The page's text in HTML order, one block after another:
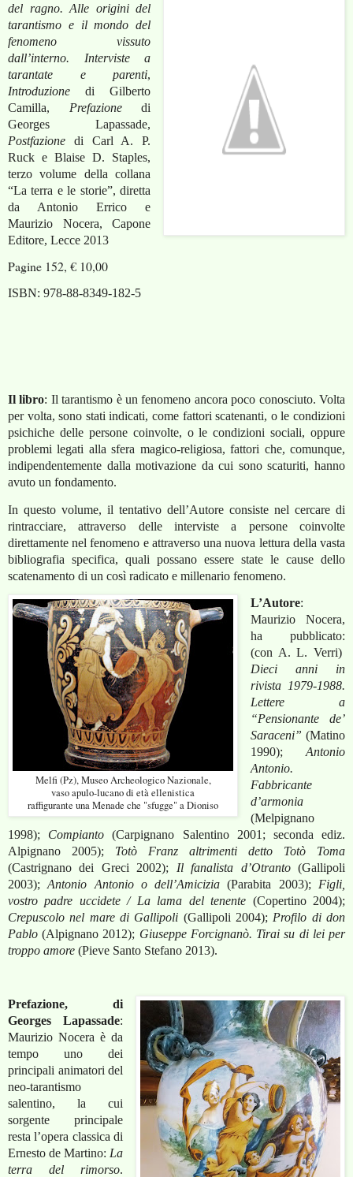
del ragno. Alle origini del
tarantismo e il mondo del
fenomeno vissuto
dall’interno. Interviste a
tarantate e parenti,
Introduzione di Gilberto
Camilla, Prefazionedi
Georges Lapassade,
Postfazione di Carl A. P.
Ruck e Blaise D. Staples,
terzo volume della collana
“La terra e le storie”, diretta
da Antonio Errico e
Maurizio Nocera, Capone
Editore, Lecce 2013
Pagine 152, € 10,00
ISBN: 978-88-8349-182-5
Il libro: Il tarantismo è un fenomeno ancora poco conosciuto. Volta
per volta, sono stati indicati, come fattori scatenanti, o le condizioni
psichiche delle persone coinvolte, o le condizioni sociali, oppure
problemi legati alla sfera magico-religiosa, fattori che, comunque,
indipendentemente dalla motivazione da cui sono scaturiti, hanno
avuto un fondamento.
In questo volume, il tentativo dell’Autore consiste nel cercare di
rintracciare, attraverso delle interviste a persone coinvolte
direttamente nel fenomeno e attraverso una nuova lettura della vasta
bibliografia specifica, quali possano essere state le cause dello
scatenamento di un così radicato e millenario fenomeno.
Melfi (Pz), Museo Archeologico Nazionale,
vaso apulo-lucano di età ellenistica
raffigurante una Menade che "sfugge" a Dioniso
L’Autore:
Maurizio Nocera,
ha pubblicato:
(con A. L. Verri)
Dieci anni in
rivista 1979-1988.
Lettere a
“Pensionante de’
Saraceni” (Matino
1990); Antonio
Antonio.
Fabbricante
d’armonia
(Melpignano
1998); Compianto (Carpignano Salentino 2001; seconda ediz.
Alpignano 2005); Totò Franz altrimenti detto Totò Toma
(Castrignano dei Greci 2002); Il fanalista d’Otranto(Gallipoli
2003);Antonio Antonio o dell’Amicizia (Parabita 2003); Figli,
vostro padre uccidete / La lama del tenente (Copertino 2004);
Crepuscolo nel mare di Gallipoli (Gallipoli 2004); Profilo di don
Pablo (Alpignano 2012); Giuseppe Forcignanò. Tirai su di lei per
troppo amore (Pieve Santo Stefano 2013).
Prefazione, di
Georges Lapassade:
Maurizio Nocera è da
tempo uno dei
principali animatori del
neo-tarantismo
salentino, la cui
sorgente principale
resta l’opera classica di
Ernesto de Martino: La
terra del rimorso.